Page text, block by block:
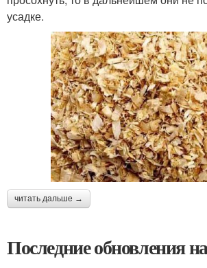
усадке.
читать дальше →
Последние обновления